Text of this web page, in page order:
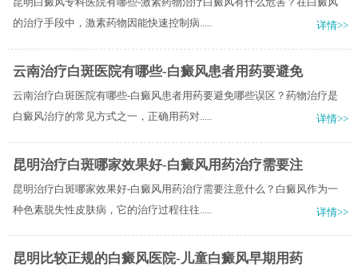
的治疗手段中，激素药物因能快速控制病.....
详情>>
云南治疗白斑医院有哪些-白癜风患者用药要避免
云南治疗白斑医院有哪些-白癜风患者用药要避免哪些误区？药物治疗是
白癜风治疗的常见方式之一，正确用药对.....
详情>>
昆明治疗白斑哪家效果好-白癜风用药治疗需要注
昆明治疗白斑哪家效果好-白癜风用药治疗需要注意什么？白癜风作为一
种色素脱失性皮肤病，它的治疗过程往往.....
详情>>
昆明比较正规的白癜风医院-儿童白癜风早期用药